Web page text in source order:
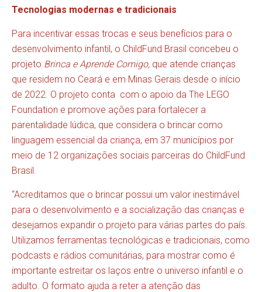
Tecnologias modernas e tradicionais
Para incentivar essas trocas e seus benefícios para o
desenvolvimento infantil, o ChildFund Brasil concebeu o
projeto Brinca e Aprende Comigo, que atende crianças
que residem no Ceará e em Minas Gerais desde o início
de 2022. O projeto conta com o apoio da The LEGO
Foundation e promove ações para fortalecer a
parentalidade lúdica, que considera o brincar como
linguagem essencial da criança, em 37 municípios por
meio de 12 organizações sociais parceiras do ChildFund
Brasil.
“Acreditamos que o brincar possui um valor inestimável
para o desenvolvimento e a socialização das crianças e
desejamos expandir o projeto para várias partes do país.
Utilizamos ferramentas tecnológicas e tradicionais, como
podcasts e rádios comunitárias, para mostrar como é
importante estreitar os laços entre o universo infantil e o
adulto. O formato ajuda a reter a atenção das